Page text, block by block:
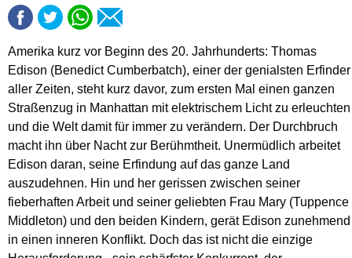
Amerika kurz vor Beginn des 20. Jahrhunderts: Thomas
Edison (Benedict Cumberbatch), einer der genialsten Erfinder
aller Zeiten, steht kurz davor, zum ersten Mal einen ganzen
Straßenzug in Manhattan mit elektrischem Licht zu erleuchten
und die Welt damit für immer zu verändern. Der Durchbruch
macht ihn über Nacht zur Berühmtheit. Unermüdlich arbeitet
Edison daran, seine Erfindung auf das ganze Land
auszudehnen. Hin und her gerissen zwischen seiner
fieberhaften Arbeit und seiner geliebten Frau Mary (Tuppence
Middleton) und den beiden Kindern, gerät Edison zunehmend
in einen inneren Konflikt. Doch das ist nicht die einzige